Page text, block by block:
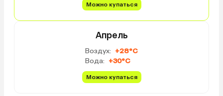
Можно купаться
Апрель
Воздух: +28°C
Вода: +30°C
Можно купаться